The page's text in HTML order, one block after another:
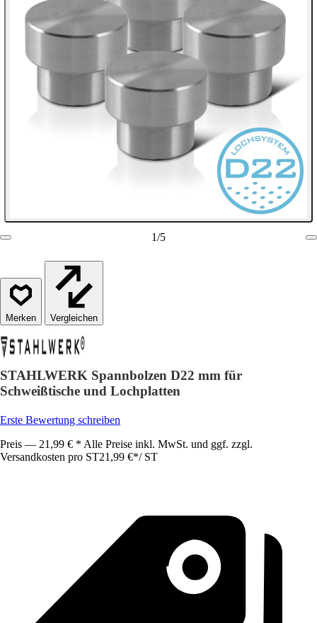
1/5
Vergleichen
STAHLWERK Spannbolzen D22 mm für
Schweißtische und Lochplatten
Erste Bewertung schreiben
Preis — 21,99 € * Alle Preise inkl. MwSt. und ggf. zzgl.
Versandkosten pro ST21,99 €*/ ST